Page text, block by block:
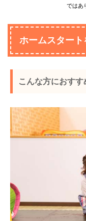
ではあ
ホームスター
こんな方におすす